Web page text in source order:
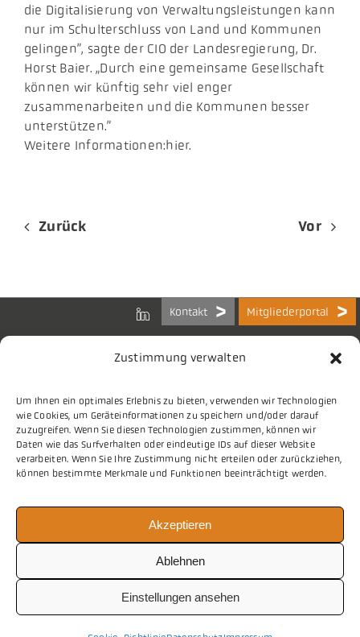
Zustimmung verwalten
Um Ihnen ein optimales Erlebnis zu bieten, verwenden wir Technologien
wie Cookies, um Geräteinformationen zu speichern und/oder darauf
zuzugreifen. Wenn Sie diesen Technologien zustimmen, können wir
Daten wie das Surfverhalten oder eindeutige IDs auf dieser Website
verarbeiten. Wenn Sie Ihre Zustimmung nicht erteilen oder zurückziehen,
können bestimmte Merkmale und Funktionen beeinträchtigt werden.
Akzeptieren
Ablehnen
Einstellungen ansehen
die Digitalisierung von Verwaltungsleistungen kann
nur im Schulterschluss von Land und Kommunen
gelingen”, sagte der CIO der Landesregierung, Dr.
Horst Baier. „Durch eine gemeinsame Gesellschaft
können wir künftig sehr viel enger
zusammenarbeiten und die Kommunen besser
unterstützen.”
Weitere Informationen:hier.
Zurück Vor
Kontakt Mitgliederportal
Bundes-Arbeitsgemeinschaft
der Kommunalen IT-Dienstleister e.V.
Charlottenstraße 65
10117 Berlin
Tel.030 2063 156 0
info@vitako.de